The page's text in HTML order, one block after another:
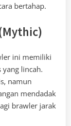
bertahap.
ini memiliki
lincah.
namun
mendadak
brawler jarak